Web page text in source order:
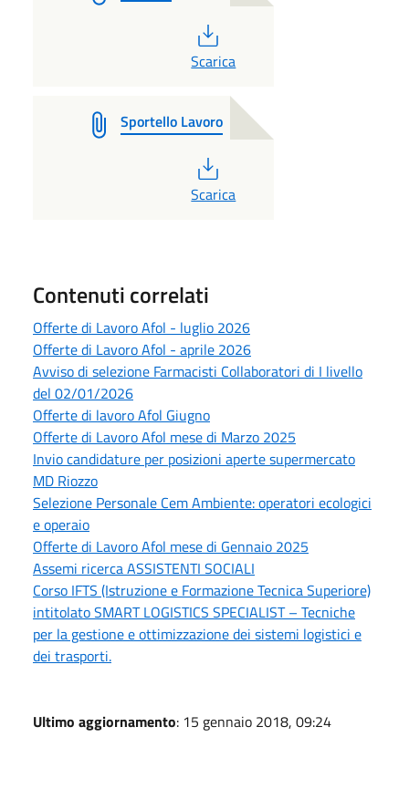
PDF
Scarica
Sportello Lavoro
PDF
Scarica
Contenuti correlati
Offerte di Lavoro Afol - luglio 2026
Offerte di Lavoro Afol - aprile 2026
Avviso di selezione Farmacisti Collaboratori di I livello
del 02/01/2026
Offerte di lavoro Afol Giugno
Offerte di Lavoro Afol mese di Marzo 2025
Invio candidature per posizioni aperte supermercato
MD Riozzo
Selezione Personale Cem Ambiente: operatori ecologici
e operaio
Offerte di Lavoro Afol mese di Gennaio 2025
Assemi ricerca ASSISTENTI SOCIALI
Corso IFTS (Istruzione e Formazione Tecnica Superiore)
intitolato SMART LOGISTICS SPECIALIST – Tecniche
per la gestione e ottimizzazione dei sistemi logistici e
dei trasporti.
Ultimo aggiornamento: 15 gennaio 2018, 09:24